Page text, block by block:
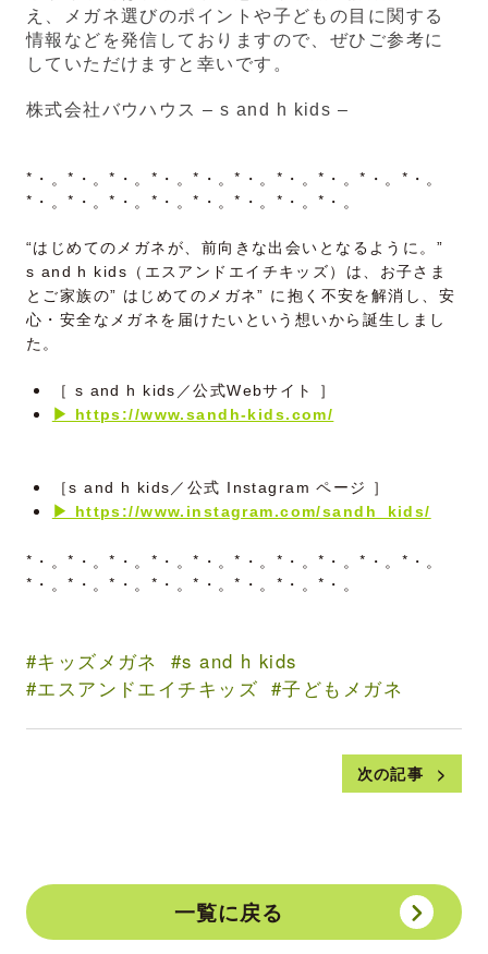
え、メガネ選びのポイントや子どもの目に関する
情報などを発信しておりますので、 ぜひご参考に
していただけますと幸いです。
株式会社バウハウス – s and h kids –
*・。*・。*・。*・。*・。*・。*・。*・。*・。*・。
*・。*・。*・。*・。*・。*・。*・。*・。
“はじめてのメガネが、前向きな出会いとなるように。”
s and h kids（エスアンドエイチキッズ）は、お子さま
とご家族の” はじめてのメガネ” に抱く不安を解消し、安
心・安全なメガネを届けたいという想いから誕生しまし
た。
［ s and h kids／公式Webサイト ］
▶ https://www.sandh-kids.com/
［s and h kids／公式 Instagram ページ ］
▶ https://www.instagram.com/sandh_kids/
*・。*・。*・。*・。*・。*・。*・。*・。*・。*・。
*・。*・。*・。*・。*・。*・。*・。*・。
キッズメガネ
s and h kids
エスアンドエイチキッズ
子どもメガネ
次の記事
一覧に戻る